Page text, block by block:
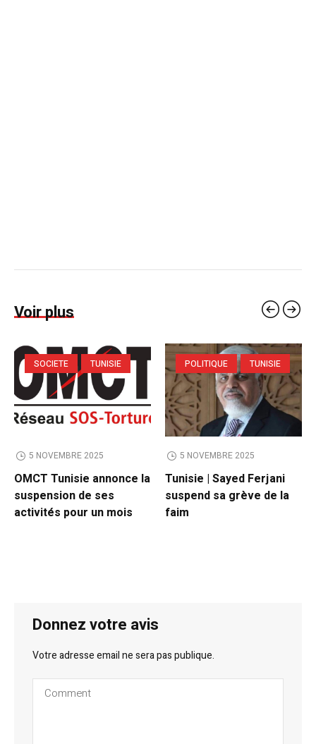
Voir plus
SOCIETE TUNISIE
5 NOVEMBRE 2025
OMCT Tunisie annonce la
suspension de ses
activités pour un mois
POLITIQUE TUNISIE
5 NOVEMBRE 2025
Tunisie | Sayed Ferjani
suspend sa grève de la
faim
Donnez votre avis
Votre adresse email ne sera pas publique.